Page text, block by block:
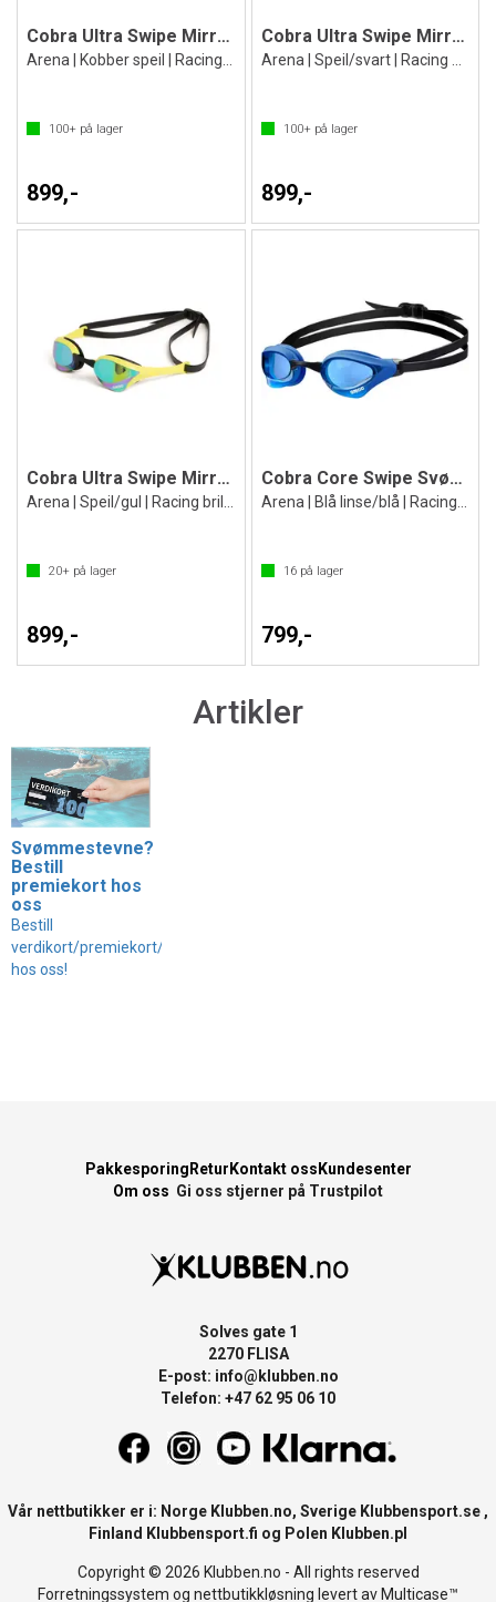
Cobra Ultra Swipe Mirror Svømmebrille
100+ på lager
899,-
Cobra Ultra Swipe Mirror Svømmebrille
100+på lager
899,-
Cobra Ultra Swipe Mirror Svømmebrille
20+ på lager
899,-
Cobra Core Swipe Svømmebrille
16på lager
799,-
Artikler
Svømmestevne?
Bestill
premiekort hos
oss
Bestill
verdikort/premiekort/gavekort
hos oss!
Pakkesporing Retur Kontakt oss Kundesenter
Om oss Gi oss stjerner på Trustpilot
Solves gate 1
2270 FLISA
E-post: info@klubben.no
Telefon: +47 62 95 06 10
Vår nettbutikker er i: Norge Klubben.no, Sverige Klubbensport.se ,
Finland Klubbensport.fi og Polen Klubben.pl
Copyright © 2026 Klubben.no - All rights reserved
Forretningssystem og nettbutikkløsning levert av Multicase™